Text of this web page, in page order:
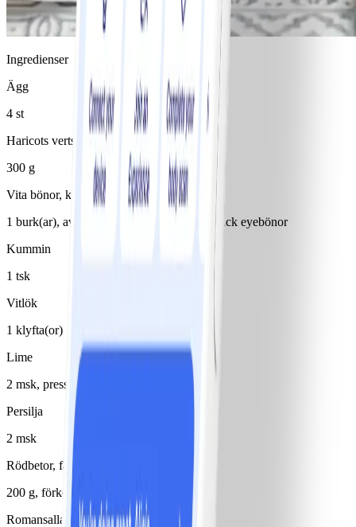
Ingredienser
Ägg
4 st
Haricots verts
300 g
Vita bönor, konserv
1 burk(ar), avrunnen/avrunnet, små eller black eyebönor
Kummin
1 tsk
Vitlök
1 klyfta(or)
Lime
2 msk, pressad
Persilja
2 msk
Rödbetor, färska
200 g, förkokta
Romansallad